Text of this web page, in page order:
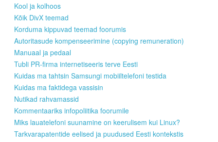
Kool ja kolhoos
Kõik DivX teemad
Korduma kippuvad teemad foorumis
Autoritasude kompenseerimine (copying remuneration)
Manuaal ja pedaal
Tubli PR-firma internetiseeris terve Eesti
Kuidas ma tahtsin Samsungi mobiiltelefoni testida
Kuidas ma faktidega vassisin
Nutikad rahvamassid
Kommentaariks infopoliitika foorumile
Miks lauatelefoni suunamine on keerulisem kui Linux?
Tarkvarapatentide eelised ja puudused Eesti kontekstis